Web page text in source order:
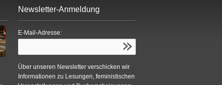
Newsletter-Anmeldung
E-Mail-Adresse:
Über unseren Newsletter verschicken wir
Informationen zu Lesungen, feministischen